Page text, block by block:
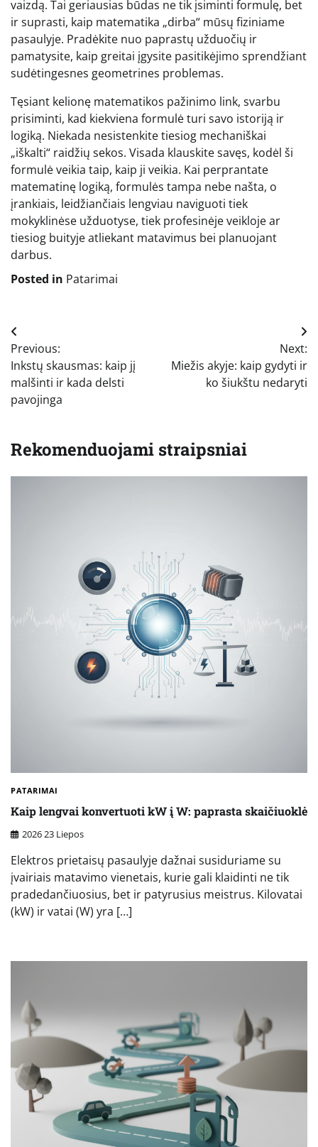
vaizdą. Tai geriausias būdas ne tik įsiminti formulę, bet
ir suprasti, kaip matematika „dirba“ mūsų fiziniame
pasaulyje. Pradėkite nuo paprastų užduočių ir
pamatysite, kaip greitai įgysite pasitikėjimo sprendžiant
sudėtingesnes geometrines problemas.
Tęsiant kelionę matematikos pažinimo link, svarbu
prisiminti, kad kiekviena formulė turi savo istoriją ir
logiką. Niekada nesistenkite tiesiog mechaniškai
„iškalti“ raidžių sekos. Visada klauskite savęs, kodėl ši
formulė veikia taip, kaip ji veikia. Kai perprantate
matematinę logiką, formulės tampa nebe našta, o
įrankiais, leidžiančiais lengviau naviguoti tiek
mokyklinėse užduotyse, tiek profesinėje veikloje ar
tiesiog buityje atliekant matavimus bei planuojant
darbus.
Posted in Patarimai
Navigacija
tarp
įrašų
Previous:
Inkstų skausmas: kaip jį
malšinti ir kada delsti
pavojinga
Next:
Miežis akyje: kaip gydyti ir
ko šiukštu nedaryti
Rekomenduojami straipsniai
PATARIMAI
Kaip lengvai konvertuoti kW į W: paprasta skaičiuoklė
2026 23 Liepos
Elektros prietaisų pasaulyje dažnai susiduriame su
įvairiais matavimo vienetais, kurie gali klaidinti ne tik
pradedančiuosius, bet ir patyrusius meistrus. Kilovatai
(kW) ir vatai (W) yra […]